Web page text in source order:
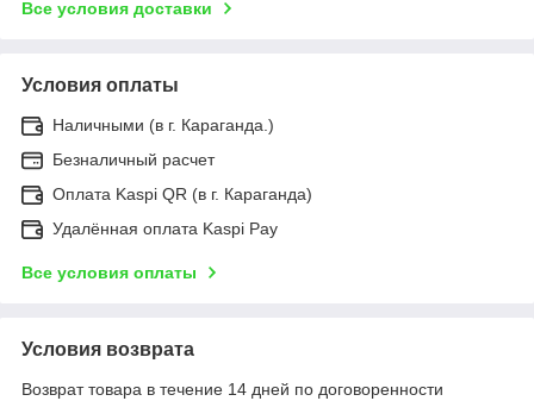
Все условия доставки
Условия оплаты
Наличными (в г. Караганда.)
Безналичный расчет
Оплата Kaspi QR (в г. Караганда)
Удалённая оплата Kaspi Pay
Все условия оплаты
Условия возврата
Возврат товара в течение 14 дней по договоренности